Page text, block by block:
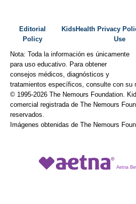
Editorial
Policy
KidsHealth Privacy
Use
Nota: Toda la información es únicamente
para uso educativo. Para obtener
consejos médicos, diagnósticos y
tratamientos específicos, consulte con su
© 1995-2026 The Nemours Foundation.
comercial registrada de The Nemours
reservados.
Imágenes obtenidas de The Nemours
Aetna